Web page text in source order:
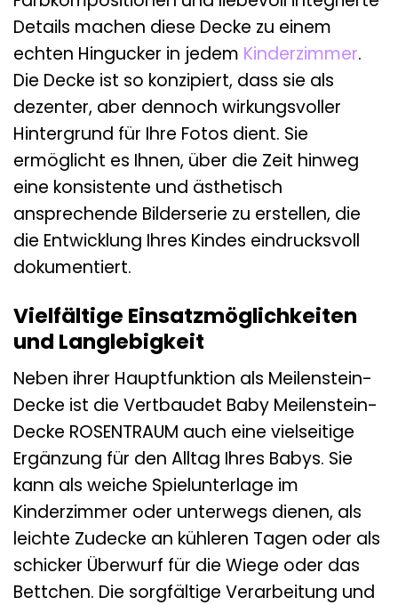
Details machen diese Decke zu einem
echten Hingucker in jedem Kinderzimmer.
Die Decke ist so konzipiert, dass sie als
dezenter, aber dennoch wirkungsvoller
Hintergrund für Ihre Fotos dient. Sie
ermöglicht es Ihnen, über die Zeit hinweg
eine konsistente und ästhetisch
ansprechende Bilderserie zu erstellen, die
die Entwicklung Ihres Kindes eindrucksvoll
dokumentiert.
Vielfältige Einsatzmöglichkeiten
und Langlebigkeit
Neben ihrer Hauptfunktion als Meilenstein-
Decke ist die Vertbaudet Baby Meilenstein-
Decke ROSENTRAUM auch eine vielseitige
Ergänzung für den Alltag Ihres Babys. Sie
kann als weiche Spielunterlage im
Kinderzimmer oder unterwegs dienen, als
leichte Zudecke an kühleren Tagen oder als
schicker Überwurf für die Wiege oder das
Bettchen. Die sorgfältige Verarbeitung und